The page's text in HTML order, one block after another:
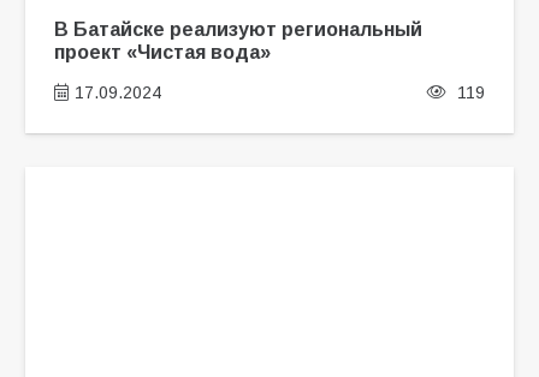
В Батайске реализуют региональный
проект «Чистая вода»
17.09.2024 119